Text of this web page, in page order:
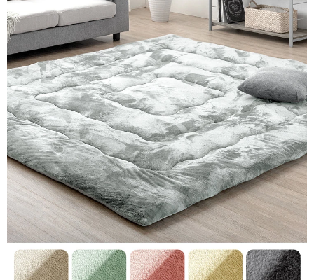
>>タンスのゲンが返信しました
この度は、タンスのゲンをご利用いただき誠にありがとう
ございます。
ラグの肌触りにご満足いただけたご様子で、大変うれしく
思います。
今後もお客様に満足していただける迅速な対応や商品開発
に努めて参りますので、当店をよろしくお願いいたしま
す。
01/19/2026
761989
娘に買いましたが、普段でもだらけている子が、とろけていま
す